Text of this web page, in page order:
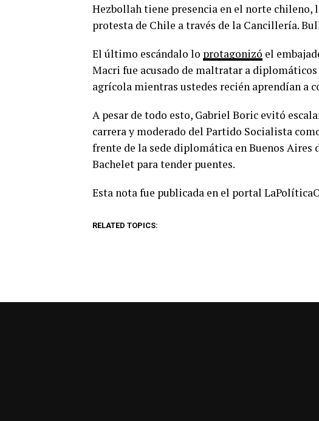
Hezbollah tiene presencia en el norte chileno,
protesta de Chile a través de la Cancillería.
El último escándalo lo protagonizó el
Macri fue acusado de maltratar a
agrícola mientras ustedes recién aprendían a
A pesar de todo esto, Gabriel Boric evitó
carrera y moderado del Partido Socialista
frente de la sede diplomática en Buenos
Bachelet para tender puentes.
Esta nota fue publicada en el portal
RELATED TOPICS: